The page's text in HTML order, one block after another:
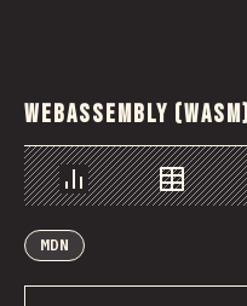
WebAssembly
Grafico Dati
MDN